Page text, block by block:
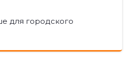
для городского